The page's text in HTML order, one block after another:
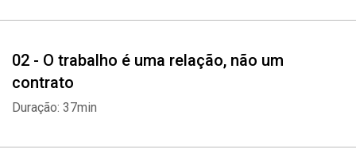
02 - O trabalho é uma relação, não um
contrato
Duração: 37min